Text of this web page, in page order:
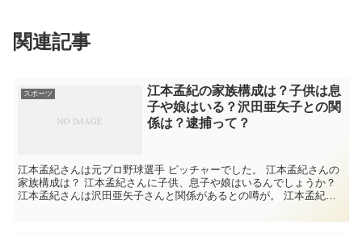
関連記事
スポーツ
江本孟紀の家族構成は？子供は息
子や娘はいる？沢田亜矢子との関
係は？逮捕って？
江本孟紀さんは元プロ野球選手 ピッチャーでした。 江本孟紀さんの
家族構成は？ 江本孟紀さんに子供、息子や娘はいるんでしょうか？
江本孟紀さんは沢田亜矢子さんと関係があるとの噂が。 江本孟紀さ